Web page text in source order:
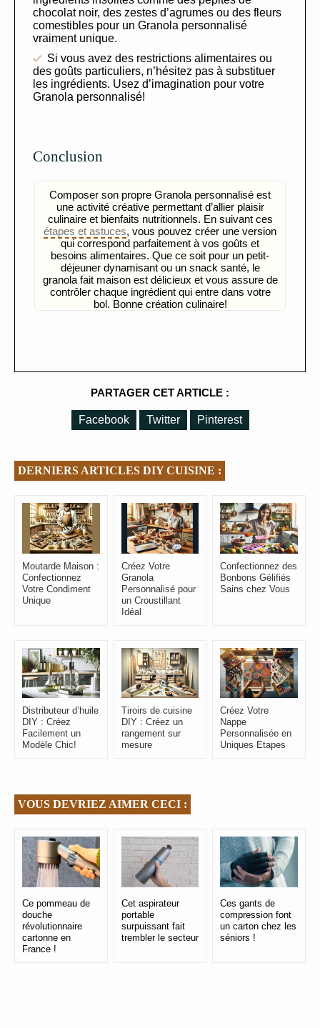
chocolat noir, des zestes d’agrumes ou des fleurs
comestibles pour un Granola personnalisé
vraiment unique.
Si vous avez des restrictions alimentaires ou
des goûts particuliers, n’hésitez pas à substituer
les ingrédients. Usez d’imagination pour votre
Granola personnalisé!
Conclusion
Composer son propre Granola personnalisé est
une activité créative permettant d’allier plaisir
culinaire et bienfaits nutritionnels. En suivant ces
étapes et astuces, vous pouvez créer une version
qui correspond parfaitement à vos goûts et
besoins alimentaires. Que ce soit pour un petit-
déjeuner dynamisant ou un snack santé, le
granola fait maison est délicieux et vous assure de
contrôler chaque ingrédient qui entre dans votre
bol. Bonne création culinaire!
PARTAGER CET ARTICLE :
Facebook Twitter Pinterest
DERNIERS ARTICLES DIY CUISINE :
Moutarde Maison :
Confectionnez
Votre Condiment
Unique
Créez Votre
Granola
Personnalisé pour
un Croustillant
Idéal
Confectionnez des
Bonbons Gélifiés
Sains chez Vous
Distributeur d’huile
DIY : Créez
Facilement un
Modèle Chic!
Tiroirs de cuisine
DIY : Créez un
rangement sur
mesure
Créez Votre
Nappe
Personnalisée en
Uniques Etapes
VOUS DEVRIEZ AIMER CECI :
Ce pommeau de
douche
révolutionnaire
cartonne en
France !
Cet aspirateur
portable
surpuissant fait
trembler le secteur
Ces gants de
compression font
un carton chez les
séniors !